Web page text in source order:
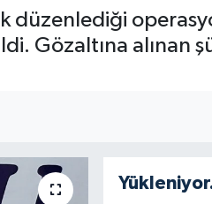
düzenlediği
Gözaltına alınan